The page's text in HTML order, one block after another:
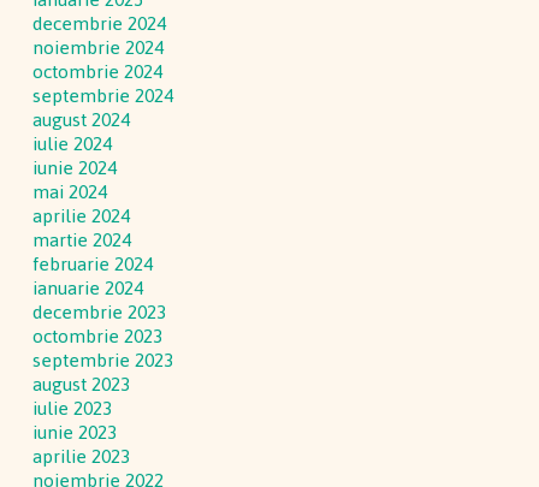
decembrie 2024
noiembrie 2024
octombrie 2024
septembrie 2024
august 2024
iulie 2024
iunie 2024
mai 2024
aprilie 2024
martie 2024
februarie 2024
ianuarie 2024
decembrie 2023
octombrie 2023
septembrie 2023
august 2023
iulie 2023
iunie 2023
aprilie 2023